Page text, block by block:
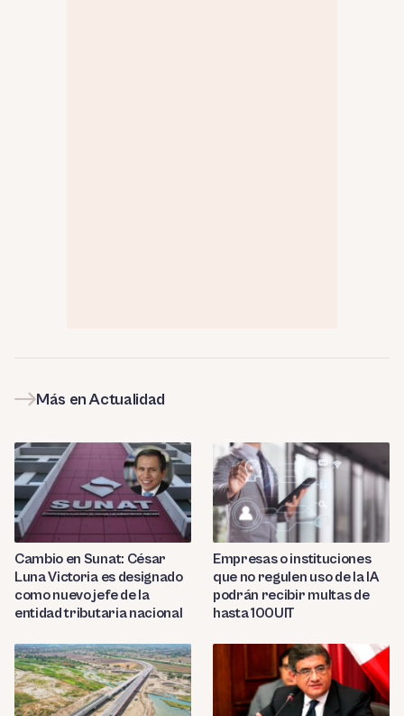
Más en Actualidad
Cambio en Sunat: César
Luna Victoria es designado
como nuevo jefe de la
entidad tributaria nacional
Empresas o instituciones
que no regulen uso de la IA
podrán recibir multas de
hasta 100UIT